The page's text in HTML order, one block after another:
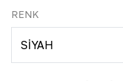
RENK